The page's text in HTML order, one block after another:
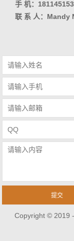
手 机：
联 系 人：Mandy
Copyright © 2019